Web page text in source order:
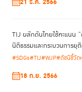
อาญาและการคุมขังอย่างต่
(PRI), Women Beyond
Inclusive Societies, คณ
โรมาเนีย ประจำสหประ
UNODC, OHCHR,
for International
TIJ ผลักดันไทยใช้คะแนน
นิติธรรมและกระบวนการยุ
#SDGs#TIJ#WJP#ดัชนีชี้วัด
18 ก.ย. 2566